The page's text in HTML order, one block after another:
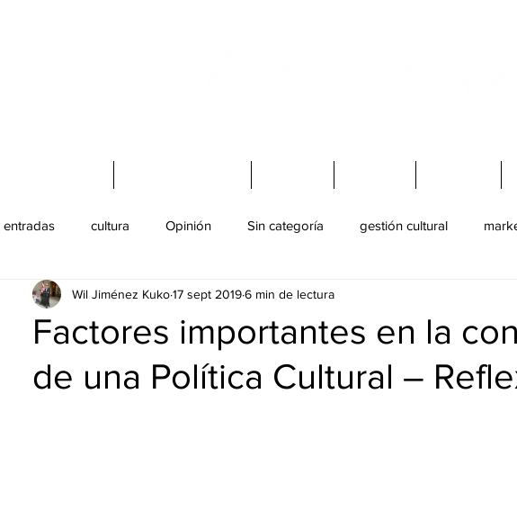
cultura Opinión Sin categoría gestión cultural
Cultural Patrimonio Cultural juventud
Factores importantes en la
de una Política Cultural –
Wil Jiménez Kuko17 sept 20196 min de lectura